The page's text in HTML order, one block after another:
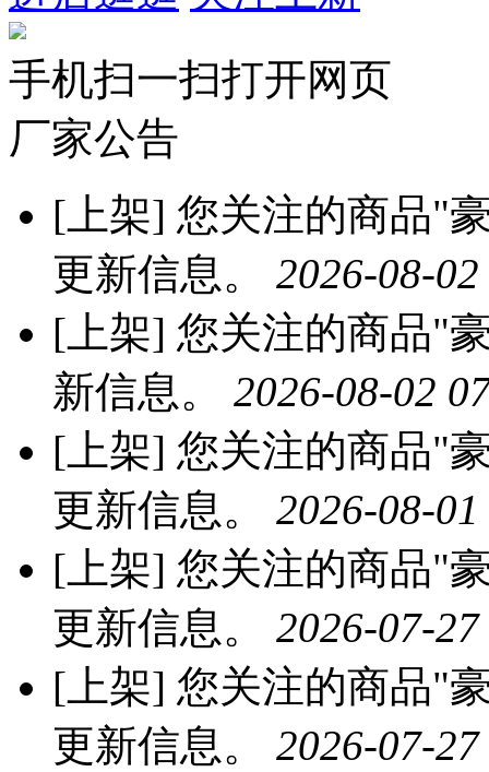
投诉举报
上市年份季节：2026
帮面材质：PU
后跟高：中跟(3-5cm)
跟底款式：松糕底
颜色:米白色,卡其色,灰
：
豪门千金
开店时长:
进店逛逛 关注上新